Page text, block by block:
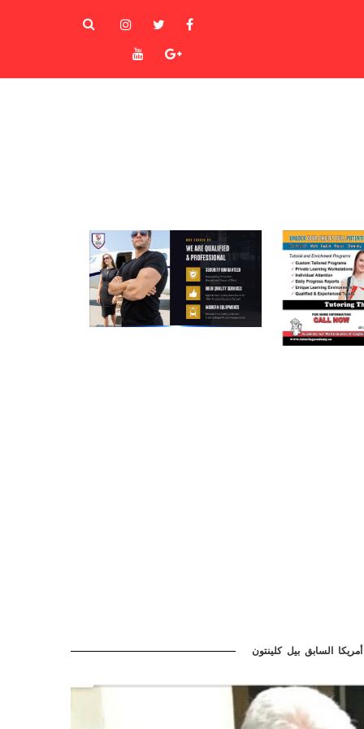
Facebook
Twitter
instagram
Goole+
السابق بيل كلينتون